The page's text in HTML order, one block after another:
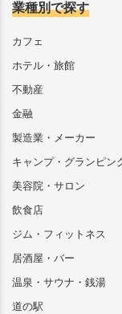
業種別で探す
カフェ
ホテル・旅館
不動産
金融
製造業・メーカー
キャンプ・グランピン
美容院・サロン
飲食店
ジム・フィットネス
居酒屋・バー
温泉・サウナ・銭湯
道の駅